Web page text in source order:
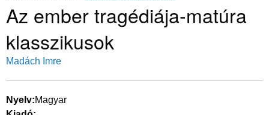
Az ember tragédiája-matúra
klasszikusok
Madách Imre
Nyelv Magyar